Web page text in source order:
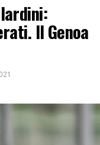
Il Genoa